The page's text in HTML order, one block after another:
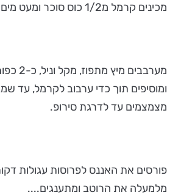
מכינים קרמל מ1/2 כוס סוכר ומעט מים.
מערבבים
ומוסיפים תוך כדי ערבוב לקרמל, עד
מצמצמים עד לדרגת סירופ.
פורסים את האננס לפרוסות עגולות
מלמעלה את הרוטב ומתענגים....